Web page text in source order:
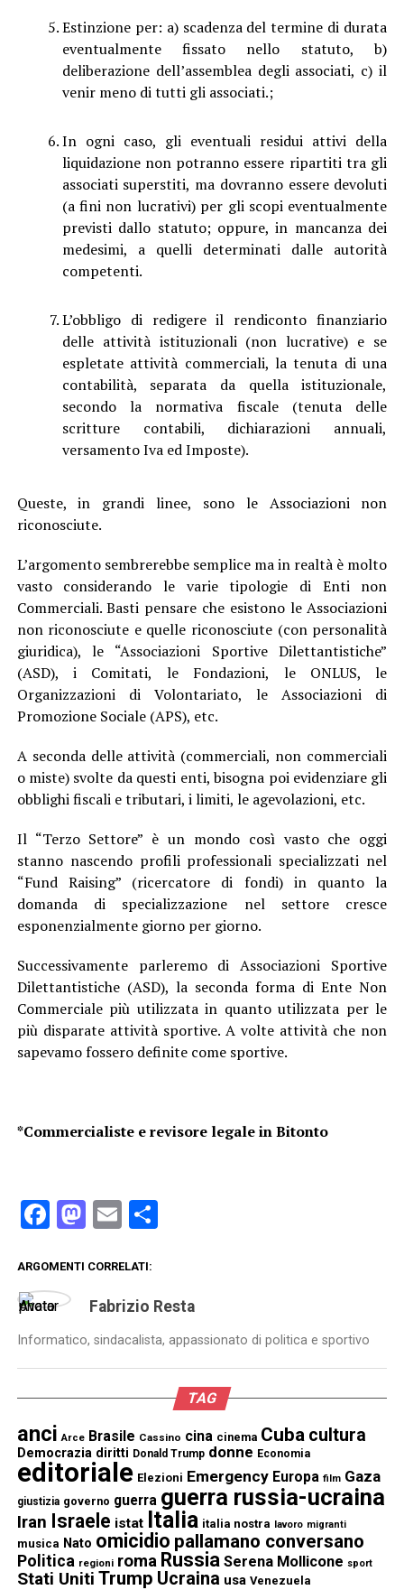
Estinzione per: a) scadenza del termine di durata
eventualmente fissato nello statuto, b)
deliberazione dell’assemblea degli associati, c) il
venir meno di tutti gli associati.;
In ogni caso, gli eventuali residui attivi della
liquidazione non potranno essere ripartiti tra gli
associati superstiti, ma dovranno essere devoluti
(a fini non lucrativi) per gli scopi eventualmente
previsti dallo statuto; oppure, in mancanzadei
medesimi, a quelli determinati dalle autorità
competenti.
L’obbligodi redigere il rendiconto finanziario
delle attività istituzionali (non lucrative) e se
espletate attività commerciali, la tenuta di una
contabilità, separata da quella istituzionale,
secondo la normativa fiscale (tenuta delle
scritture contabili, dichiarazioni annuali,
versamento Iva ed Imposte).
Queste, in grandi linee, sono le Associazioni non
riconosciute.
L’argomento sembrerebbe semplice ma in realtà è molto
vasto considerando le varie tipologie di Enti non
Commerciali. Basti pensare che esistono le Associazioni
non riconosciute e quelle riconosciute (con personalità
giuridica), le “Associazioni Sportive Dilettantistiche”
(ASD), i Comitati, le Fondazioni, le ONLUS, le
Organizzazioni di Volontariato, le Associazioni di
Promozione Sociale (APS), etc.
A seconda delle attività (commerciali, non commerciali
o miste) svolte da questi enti, bisogna poi evidenziare gli
obblighi fiscali e tributari, i limiti, le agevolazioni, etc.
Il “Terzo Settore” è un mondo così vasto che oggi
stanno nascendo profili professionali specializzati nel
“Fund Raising” (ricercatore di fondi) in quanto la
domanda di specializzazione nel settore cresce
esponenzialmente giorno per giorno.
Successivamente parleremo di Associazioni Sportive
Dilettantistiche (ASD), la seconda forma di Ente Non
Commerciale più utilizzata in quanto utilizzata per le
più disparate attività sportive. A volte attività che non
sapevamo fossero definite come sportive.
*Commercialiste e revisore legale in Bitonto
Facebook
Mastodon
EmailCondividi
ARGOMENTI CORRELATI:
Fabrizio Resta
Informatico, sindacalista, appassionato di politica e sportivo
TAG
anci Arce Brasile Cassino cina cinema Cuba cultura
Democrazia diritti Donald Trump donne Economia
editoriale Elezioni Emergency Europa film Gaza
giustizia governo guerra guerra russia-ucraina
Iran Israele istat Italia italia nostra lavoro migranti
musica Nato omicidio pallamano conversano
Politica regioni roma Russia Serena Mollicone sport
Stati Uniti Trump Ucraina usa Venezuela